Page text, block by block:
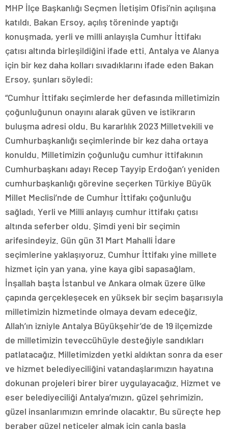
MHP İlçe Başkanlığı Seçmen İletişim Ofisi’nin açılışına
katıldı. Bakan Ersoy, açılış töreninde yaptığı
konuşmada, yerli ve milli anlayışla Cumhur İttifakı
çatısı altında birleşildiğini ifade etti. Antalya ve Alanya
için bir kez daha kolları sıvadıklarını ifade eden Bakan
Ersoy, şunları söyledi:
“Cumhur İttifakı seçimlerde her defasında milletimizin
çoğunluğunun onayını alarak güven ve istikrarın
buluşma adresi oldu. Bu kararlılık 2023 Milletvekili ve
Cumhurbaşkanlığı seçimlerinde bir kez daha ortaya
konuldu. Milletimizin çoğunluğu cumhur ittifakının
Cumhurbaşkanı adayı Recep Tayyip Erdoğan’ı yeniden
cumhurbaşkanlığı görevine seçerken Türkiye Büyük
Millet Meclisi’nde de Cumhur İttifakı çoğunluğu
sağladı. Yerli ve Milli anlayış cumhur ittifakı çatısı
altında seferber oldu. Şimdi yeni bir seçimin
arifesindeyiz. Gün gün 31 Mart Mahalli İdare
seçimlerine yaklaşıyoruz. Cumhur İttifakı yine millete
hizmet için yan yana, yine kaya gibi sapasağlam.
İnşallah başta İstanbul ve Ankara olmak üzere ülke
çapında gerçekleşecek en yüksek bir seçim başarısıyla
milletimizin hizmetinde olmaya devam edeceğiz.
Allah’ın izniyle Antalya Büyükşehir’de de 19 ilçemizde
de milletimizin teveccühüyle desteğiyle sandıkları
patlatacağız. Milletimizden yetki aldıktan sonra da eser
ve hizmet belediyeciliğini vatandaşlarımızın hayatına
dokunan projeleri birer birer uygulayacağız. Hizmet ve
eser belediyeciliği Antalya’mızın, güzel şehrimizin,
güzel insanlarımızın emrinde olacaktır. Bu süreçte hep
beraber güzel neticeler almak için canla başla